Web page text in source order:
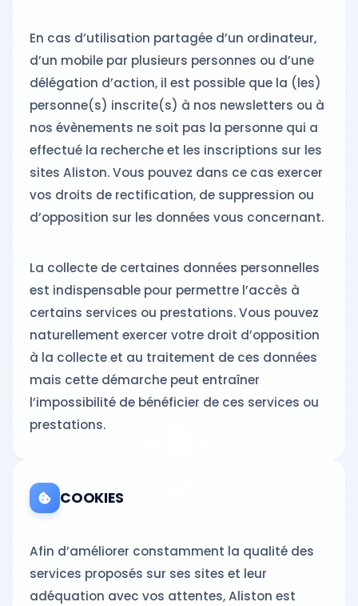
En cas d’utilisation partagée d’un ordinateur,
d’un mobile par plusieurs personnes ou d’une
délégation d’action, il est possible que la (les)
personne(s) inscrite(s) à nos newsletters ou à
nos évènements ne soit pas la personne qui a
effectué la recherche et les inscriptions sur les
sites Aliston. Vous pouvez dans ce cas exercer
vos droits de rectification, de suppression ou
d’opposition sur les données vous concernant.
La collecte de certaines données personnelles
est indispensable pour permettre l’accès à
certains services ou prestations. Vous pouvez
naturellement exercer votre droit d’opposition
à la collecte et au traitement de ces données
mais cette démarche peut entraîner
l’impossibilité de bénéficier de ces services ou
prestations.
COOKIES
Afin d’améliorer constamment la qualité des
services proposés sur ses sites et leur
adéquation avec vos attentes, Aliston est